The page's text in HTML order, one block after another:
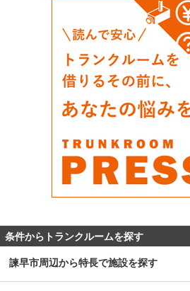
条件からトランクルームを探す
諫早市周辺から特長で施設を探す